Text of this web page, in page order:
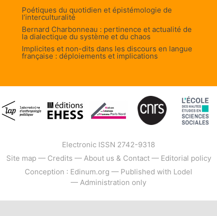
Poétiques du quotidien et épistémologie de
l’interculturalité
Bernard Charbonneau : pertinence et actualité de
la dialectique du système et du chaos
Implicites et non-dits dans les discours en langue
française : déploiements et implications
Electronic ISSN 2742-9318
Site map— Credits — About us & Contact— Editorial policy
Conception : Edinum.org — Published with Lodel
— Administration only